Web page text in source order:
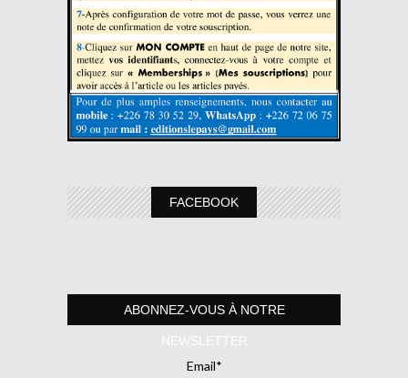
FACEBOOK
ABONNEZ-VOUS À NOTRE
NEWSLETTER
Email*